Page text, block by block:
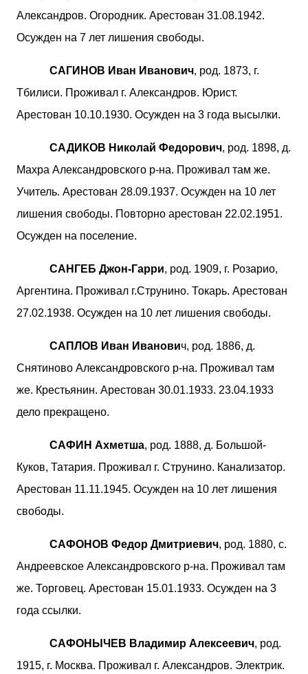
Александров. Огородник. Арестован 31.08.1942.
Осужден на 7 лет лишения свободы.
САГИНОВ Иван Иванович, род. 1873, г.
Тбилиси. Проживал г. Александров. Юрист.
Арестован 10.10.1930. Осужден на 3 года высылки.
САДИКОВ Николай Федорович, род. 1898, д.
Махра Александровского р-на. Проживал там же.
Учитель. Арестован 28.09.1937. Осужден на 10 лет
лишения свободы. Повторно арестован 22.02.1951.
Осужден на поселение.
САНГЕБ Джон-Гарри, род. 1909, г. Розарио,
Аргентина. Проживал г.Струнино. Токарь. Арестован
27.02.1938. Осужден на 10 лет лишения свободы.
САПЛОВ Иван Иванович, род. 1886, д.
Снятиново Александровского р-на. Проживал там
же. Крестьянин. Арестован 30.01.1933. 23.04.1933
дело прекращено.
САФИН Ахметша, род. 1888, д. Большой-
Куков, Татария. Проживал г. Струнино. Канализатор.
Арестован 11.11.1945. Осужден на 10 лет лишения
свободы.
САФОНОВ Федор Дмитриевич, род. 1880, с.
Андреевское Александровского р-на. Проживал там
же. Торговец. Арестован 15.01.1933. Осужден на 3
года ссылки.
САФОНЫЧЕВ Владимир Алексеевич, род.
1915, г. Москва. Проживал г. Александров. Электрик.